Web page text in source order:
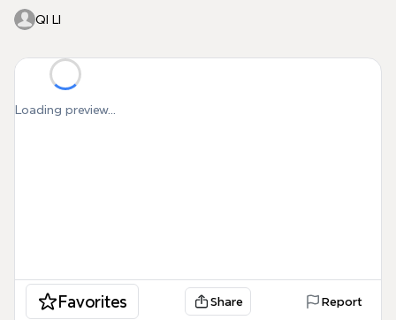
QI LI
Loading preview...
Favorites Share Report